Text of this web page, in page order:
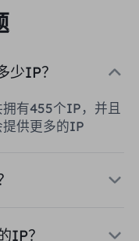
少IP？
有455个IP，并且
供更多的IP
IP？